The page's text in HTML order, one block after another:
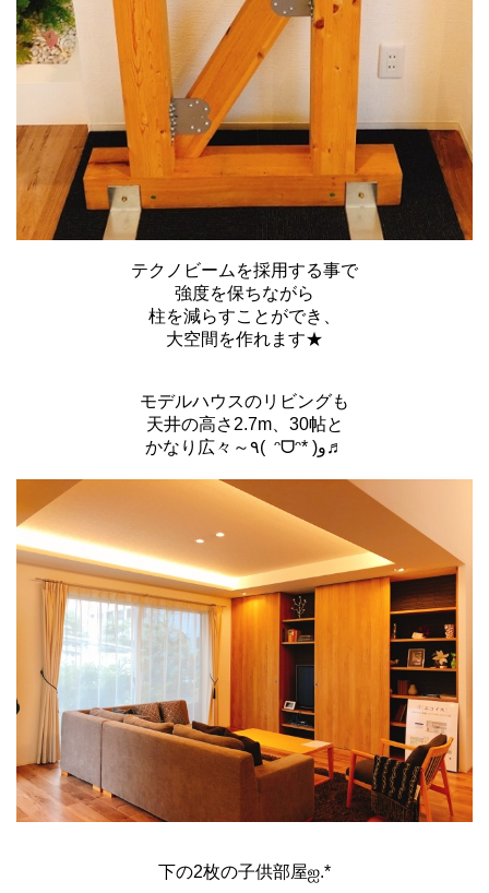
テクノビームを採用する事で
強度を保ちながら
柱を減らすことができ、
大空間を作れます★
モデルハウスのリビングも
天井の高さ2.7m、30帖と
かなり広々～٩( ᵔᗜᵔ* )و♬
下の2枚の子供部屋ஐ.*